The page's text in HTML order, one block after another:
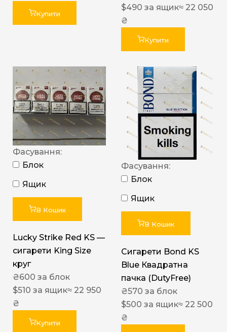
Купити
$490 за ящик≈ 22 050
₴
Купити
Фасування:
Блок
Ящик
В Кошик
Lucky Strike Red KS —
сигарети King Size
круг
₴600 за блок
$510 за ящик≈ 22 950
₴
Купити
Фасування:
Блок
Ящик
В Кошик
Сигарети Bond KS
Blue Квадратна
пачка (DutyFree)
₴570 за блок
$500 за ящик≈ 22 500
₴